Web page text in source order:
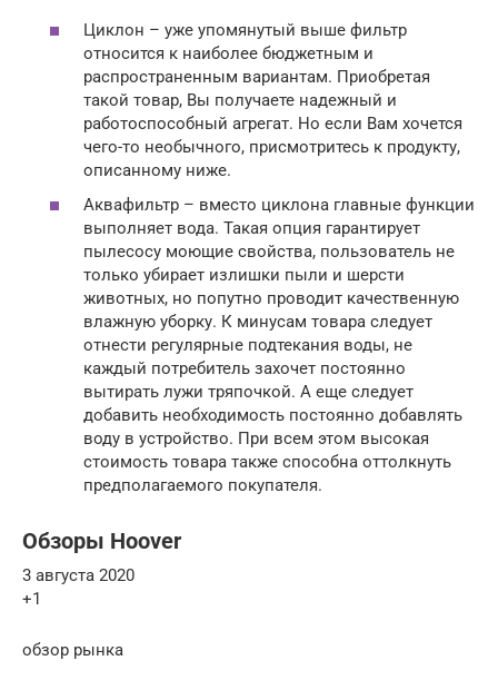
Циклон – уже упомянутый выше фильтр
относится к наиболее бюджетным и
распространенным вариантам. Приобретая
такой товар, Вы получаете надежный и
работоспособный агрегат. Но если Вам хочется
чего-то необычного, присмотритесь к продукту,
описанному ниже.
Аквафильтр – вместо циклона главные функции
выполняет вода. Такая опция гарантирует
пылесосу моющие свойства, пользователь не
только убирает излишки пыли и шерсти
животных, но попутно проводит качественную
влажную уборку. К минусам товара следует
отнести регулярные подтекания воды, не
каждый потребитель захочет постоянно
вытирать лужи тряпочкой. А еще следует
добавить необходимость постоянно добавлять
воду в устройство. При всем этом высокая
стоимость товара также способна оттолкнуть
предполагаемого покупателя.
Обзоры Hoover
3 августа 2020
+1
обзор рынка